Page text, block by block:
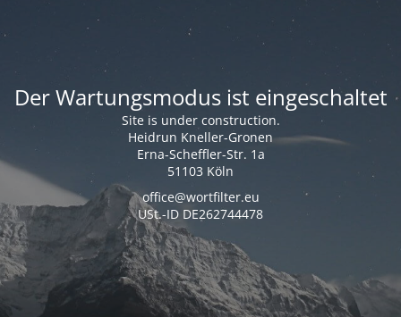
Der Wartungsmodus ist eingeschaltet
Site is under construction.
Heidrun Kneller-Gronen
Erna-Scheffler-Str. 1a
51103 Köln
office@wortfilter.eu
USt.-ID DE262744478